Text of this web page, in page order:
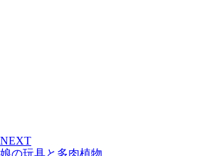
NEXT
娘の玩具と多肉植物